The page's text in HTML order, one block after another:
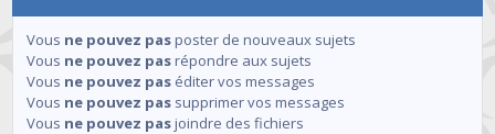
Vous ne pouvez pasposter de nouveaux sujets
Vous ne pouvez pasrépondre aux sujets
Vous ne pouvez pas éditer vos messages
Vous ne pouvez pas supprimer vos messages
Vous ne pouvez pasjoindre des fichiers